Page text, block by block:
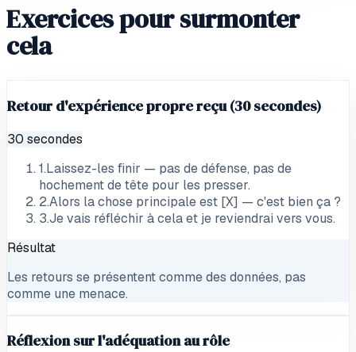
Exercices pour surmonter
cela
Retour d'expérience propre reçu (30 secondes)
30 secondes
1.Laissez-les finir — pas de défense, pas de
hochement de tête pour les presser.
2.Alors la chose principale est [X] — c'est bien ça ?
3.Je vais réfléchir à cela et je reviendrai vers vous.
Résultat
Les retours se présentent comme des données, pas
comme une menace.
Réflexion sur l'adéquation au rôle